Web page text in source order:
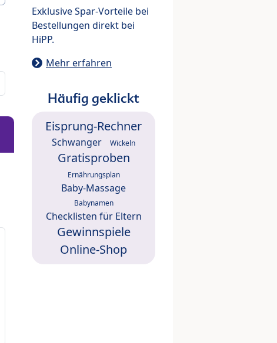
Exklusive Spar-Vorteile bei
Bestellungen direkt bei
HiPP.
Mehr erfahren
Häufig geklickt
Eisprung-Rechner
Schwanger Wickeln
Gratisproben
Ernährungsplan
Baby-Massage
Babynamen
Checklisten für Eltern
Gewinnspiele
Online-Shop